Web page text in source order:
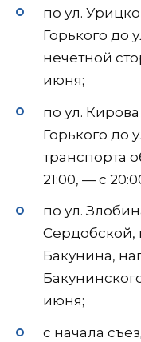
по ул.
Горького до
нечетной
июня;
по ул. Кирова
Горького до
транспорта
21:00, — с
по ул.
Сердобской,
Бакунина,
июня;
с начала